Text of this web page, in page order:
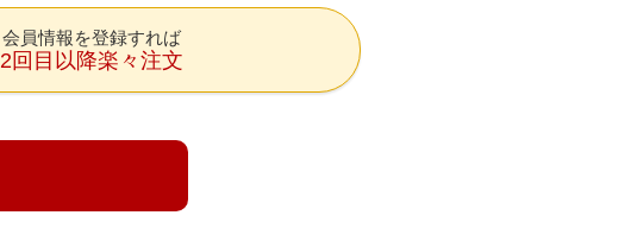
会員情報を登録すれば
2回目以降楽々注文